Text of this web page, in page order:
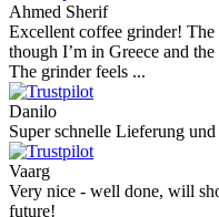
Ahmed Sherif
Excellent coffee grinder!
though I’m in Greece and
The grinder feels ...
Danilo
Super schnelle Lieferung
Vaarg
Very nice - well done, will
future!